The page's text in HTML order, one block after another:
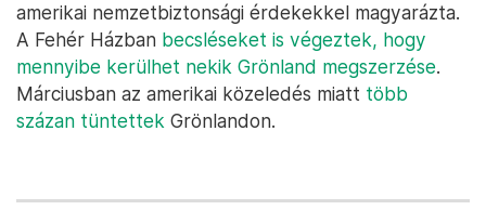
amerikai nemzetbiztonsági érdekekkel magyarázta.
A Fehér Házban becsléseket is végeztek, hogy
mennyibe kerülhet nekik Grönland megszerzése.
Márciusban az amerikai közeledés miatt több
százan tüntettek Grönlandon.